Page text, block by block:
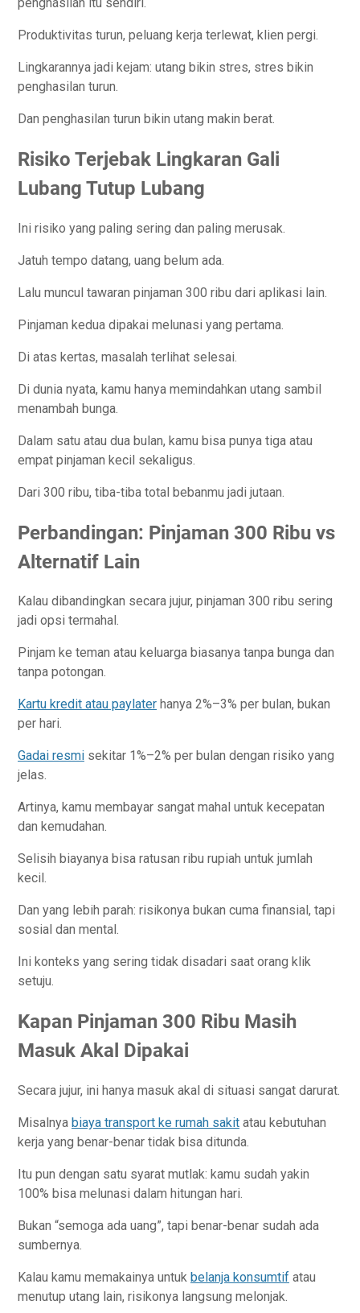
Produktivitas turun, peluang kerja terlewat, klien pergi.
Lingkarannya jadi kejam: utang bikin stres, stres bikin
penghasilan turun.
Dan penghasilan turun bikin utang makin berat.
Risiko Terjebak Lingkaran Gali
Lubang Tutup Lubang
Ini risiko yang paling sering dan paling merusak.
Jatuh tempo datang, uang belum ada.
Lalu muncul tawaran pinjaman 300 ribu dari aplikasi lain.
Pinjaman kedua dipakai melunasi yang pertama.
Di atas kertas, masalah terlihat selesai.
Di dunia nyata, kamu hanya memindahkan utang sambil
menambah bunga.
Dalam satu atau dua bulan, kamu bisa punya tiga atau
empat pinjaman kecil sekaligus.
Dari 300 ribu, tiba-tiba total bebanmu jadi jutaan.
Perbandingan: Pinjaman 300 Ribu vs
Alternatif Lain
Kalau dibandingkan secara jujur, pinjaman 300 ribu sering
jadi opsi termahal.
Pinjam ke teman atau keluarga biasanya tanpa bunga dan
tanpa potongan.
Kartu kredit atau paylater hanya 2%–3% per bulan, bukan
per hari.
Gadai resmi sekitar 1%–2% per bulan dengan risiko yang
jelas.
Artinya, kamu membayar sangat mahal untuk kecepatan
dan kemudahan.
Selisih biayanya bisa ratusan ribu rupiah untuk jumlah
kecil.
Dan yang lebih parah: risikonya bukan cuma finansial, tapi
sosial dan mental.
Ini konteks yang sering tidak disadari saat orang klik
setuju.
Kapan Pinjaman 300 Ribu Masih
Masuk Akal Dipakai
Secara jujur, ini hanya masuk akal di situasi sangat darurat.
Misalnya biaya transport ke rumah sakit atau kebutuhan
kerja yang benar-benar tidak bisa ditunda.
Itu pun dengan satu syarat mutlak: kamu sudah yakin
100% bisa melunasi dalam hitungan hari.
Bukan “semoga ada uang”, tapi benar-benar sudah ada
sumbernya.
Kalau kamu memakainya untuk belanja konsumtif atau
menutup utang lain, risikonya langsung melonjak.